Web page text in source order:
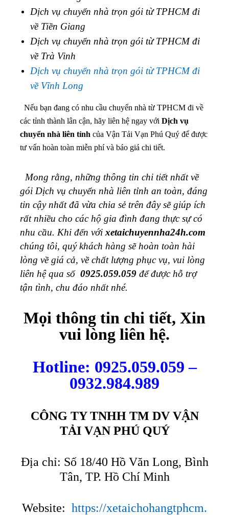
Dịch vụ chuyển nhà trọn gói từ TPHCM đi
về Tiền Giang
Dịch vụ chuyển nhà trọn gói từ TPHCM đi
về Trà Vinh
Dịch vụ chuyển nhà trọn gói từ TPHCM đi
về Vĩnh Long
Nếu bạn đang có nhu cầu chuyển nhà từ TPHCM đi về
các tỉnh thành lân cận, hãy liên hệ ngay với Dịch vụ
chuyển nhà liên tỉnh của Vận Tải Vạn Phú Quý để được
tư vấn hoàn toàn miễn phí và báo giá chi tiết.
Mong rằng, những thông tin chi tiết nhất về
gói Dịch vụ chuyển nhà liên tỉnh an toàn, đáng
tin cậy nhất đã vừa chia sẻ trên đây sẽ giúp ích
rất nhiều cho các hộ gia đình đang thực sự có
nhu cầu. Khi đến với xetaichuyennha24h.com
chúng tôi, quý khách hàng sẽ hoàn toàn hài
lòng về giá cả, về chất lượng phục vụ, vui lòng
liên hệ qua số 0925.059.059 để được hỗ trợ
tận tình, chu đáo nhất nhé.
Mọi thông tin chi tiết, Xin
vui lòng liên hệ.
Hotline: 0925.059.059 –
0932.984.989
CÔNG TY TNHH TM DV VẬN
TẢI VẠN PHÚ QUÝ
Địa chỉ: Số 18/40 Hồ Văn Long, Bình
Tân, TP. Hồ Chí Minh
Website: https://xetaichohangtphcm.